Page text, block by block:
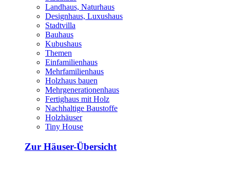
Landhaus, Naturhaus
Designhaus, Luxushaus
Stadtvilla
Bauhaus
Kubushaus
Themen
Einfamilienhaus
Mehrfamilienhaus
Holzhaus bauen
Mehrgenerationenhaus
Fertighaus mit Holz
Nachhaltige Baustoffe
Holzhäuser
Tiny House
Zur Häuser-Übersicht